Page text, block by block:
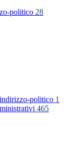
politico 28
politico 1
465